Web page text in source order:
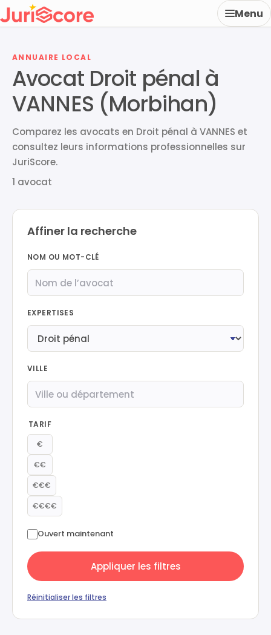
Menu
ANNUAIRE LOCAL
Avocat Droit pénal à
VANNES (Morbihan)
Comparez les avocats en Droit pénal à VANNES et
consultez leurs informations professionnelles sur
JuriScore.
1 avocat
Affiner la recherche
NOM OU MOT-CLÉ
EXPERTISES
VILLE
TARIF
€
€€
€€€
€€€€
Ouvert maintenant
Appliquer les filtres
Réinitialiser les filtres